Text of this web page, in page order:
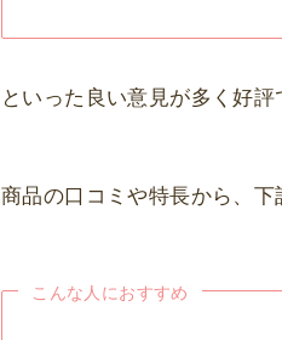
といった良い意見が多く好評
商品の口コミや特長から、下
こんな人におすすめ